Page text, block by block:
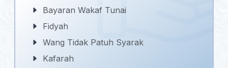
Bayaran Wakaf Tunai
Fidyah
Wang Tidak Patuh Syarak
Kafarah